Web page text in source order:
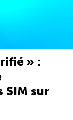
» :
SIM sur